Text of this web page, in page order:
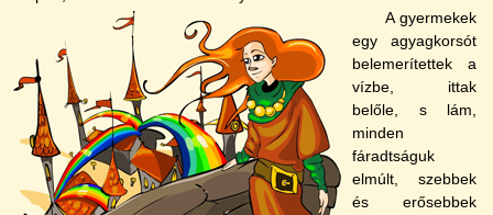
A gyermekek
egy agyagkorsót
belemerí­tettek a
ví­zbe, ittak
belőle, s lám,
minden
fáradtságuk
elmúlt, szebbek
és erősebbek